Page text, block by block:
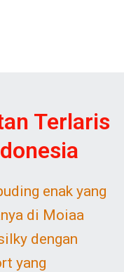
Terlaris
enak yang
di Moiaa
dengan
yang